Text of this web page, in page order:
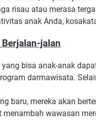
risau atau merasa
anak Anda,
jalan
bisa anak-anak
darmawisata.
baru, mereka akan
wawasan